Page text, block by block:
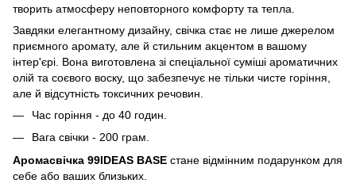
творить атмосферу неповторного комфорту та тепла.
Завдяки елегантному дизайну, свічка стає не лише джерелом
приємного аромату, але й стильним акцентом в вашому
інтер'єрі. Вона виготовлена зі спеціальної суміші ароматичних
олій та соєвого воску, що забезпечує не тільки чисте горіння,
але й відсутність токсичних речовин.
Час горіння - до 40 годин.
Вага свічки - 200 грам.
Аромасвічка 99IDEAS BASE стане відмінним подарунком для
себе або ваших близьких.